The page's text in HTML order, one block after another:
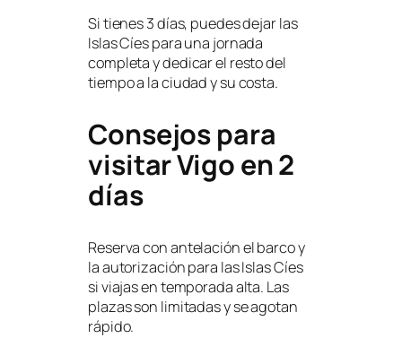
Si tienes 3 días, puedes dejar las
Islas Cíes para una jornada
completa y dedicar el resto del
tiempo a la ciudad y su costa.
Consejos para
visitar Vigo en 2
días
Reserva con antelación el barco y
la autorización para las Islas Cíes
si viajas en temporada alta. Las
plazas son limitadas y se agotan
rápido.